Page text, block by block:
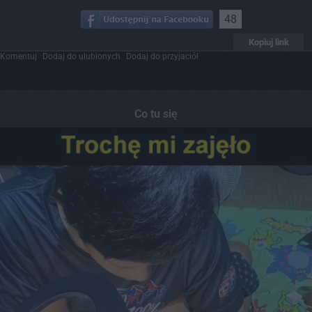
48
Kopiuj link
Komentuj Dodaj do ulubionych Dodaj do przyjaciół
Co tu się